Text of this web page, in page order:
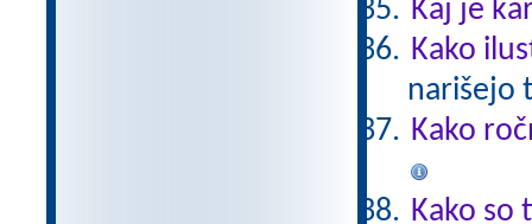
Kaj je
Kako
narišejo
Kako
Kako so